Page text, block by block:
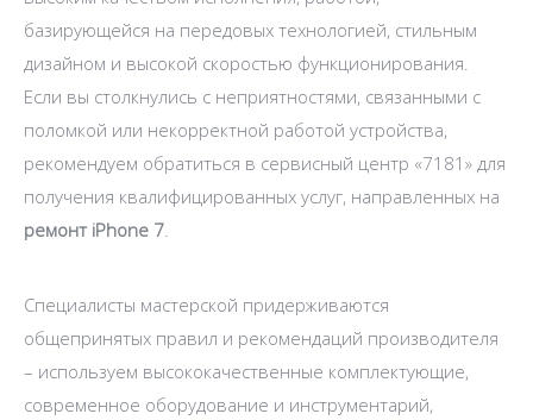
базирующейся на передовых технологией, стильным
дизайном и высокой скоростью функционирования.
Если вы столкнулись с неприятностями, связанными с
поломкой или некорректной работой устройства,
рекомендуем обратиться в сервисный центр «7181» для
получения квалифицированных услуг, направленных на
ремонт iPhone 7.
Специалисты мастерской придерживаются
общепринятых правил и рекомендаций производителя
– используем высококачественные комплектующие,
современное оборудование и инструментарий,